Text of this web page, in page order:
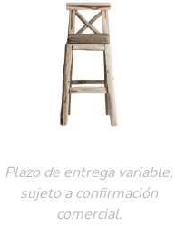
Plazo de entrega variable,
sujeto a confirmación
comercial.